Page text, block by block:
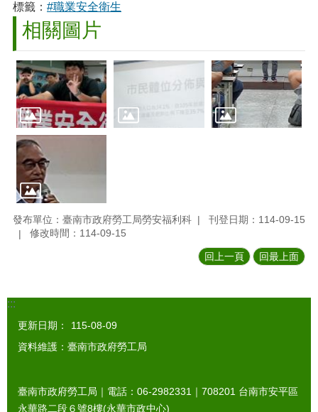
標籤： #職業安全衛生
相關圖片
發布單位：臺南市政府勞工局勞安福利科
刊登日期：114-09-15
修改時間：114-09-15
回上一頁 回最上面
:::
更新日期：
115-08-09
資料維護：臺南市政府勞工局
臺南市政府勞工局｜電話：06-2982331｜ 708201 台南市安平區
永華路二段６號8樓(永華市政中心)